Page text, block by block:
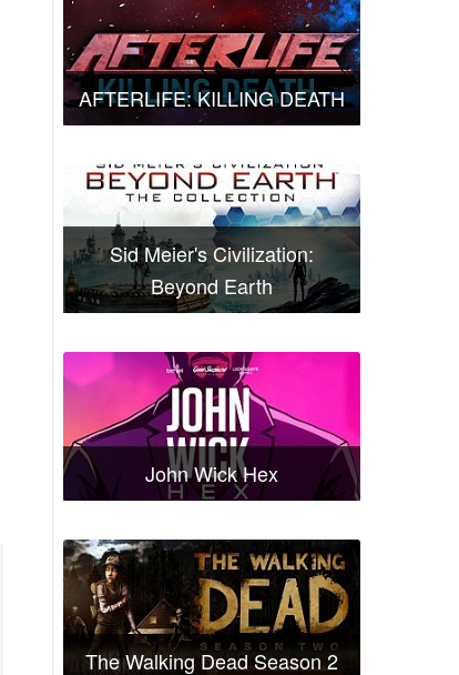
AFTERLIFE: KILLING DEATH
Sid Meier's Civilization:
Beyond Earth
John Wick Hex
The Walking Dead Season 2